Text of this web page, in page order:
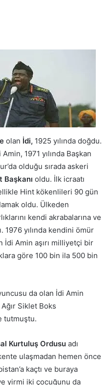
olan İdi, 1925 yılında doğdu.
1971 yılında Başkan
olduğu sırada askeri
Başkanı oldu. İlk icraatı
Hint kökenlileri 90 gün
oldu. Ülkeden
kendi akrabalarına ve
1976 yılında kendini ömür
İdi Amin aşırı milliyetçi bir
göre 100 bin ila 500 bin
da olan İdi Amin
Siklet Boks
tutmuştu.
Kurtuluş Ordusu adı
ulaşmadan hemen önce
kaçtı ve buraya
yirmi iki çocuğunu da